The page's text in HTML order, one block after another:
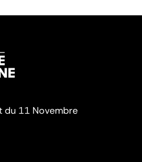
du 11 Novembre